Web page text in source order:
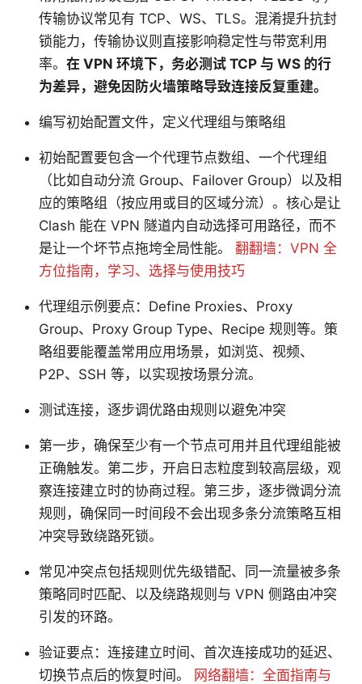
传输协议常见有 TCP、WS、TLS。混淆提升抗封
锁能力，传输协议则直接影响稳定性与带宽利用
率。 在 VPN 环境下，务必测试 TCP 与 WS 的行
为差异，避免因防火墙策略导致连接反复重建。
编写初始配置文件，定义代理组与策略组
初始配置要包含一个代理节点数组、一个代理组
（比如自动分流 Group、Failover Group）以及相
应的策略组（按应用或目的区域分流）。核心是让
Clash 能在 VPN 隧道内自动选择可用路径，而不
是让一个坏节点拖垮全局性能。 翻翻墙：VPN 全
方位指南，学习、选择与使用技巧
代理组示例要点：Define Proxies、Proxy
Group、Proxy Group Type、Recipe 规则等。策
略组要能覆盖常用应用场景，如浏览、视频、
P2P、SSH 等，以实现按场景分流。
测试连接，逐步调优路由规则以避免冲突
第一步，确保至少有一个节点可用并且代理组能被
正确触发。第二步，开启日志粒度到较高层级，观
察连接建立时的协商过程。第三步，逐步微调分流
规则，确保同一时间段不会出现多条分流策略互相
冲突导致绕路死锁。
常见冲突点包括规则优先级错配、同一流量被多条
策略同时匹配、以及绕路规则与 VPN 侧路由冲突
引发的环路。
验证要点：连接建立时间、首次连接成功的延迟、
切换节点后的恢复时间。 网络翻墙：全面指南与